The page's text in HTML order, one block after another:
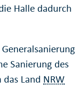
Halle dadurch
Sanierung des
Land NRW